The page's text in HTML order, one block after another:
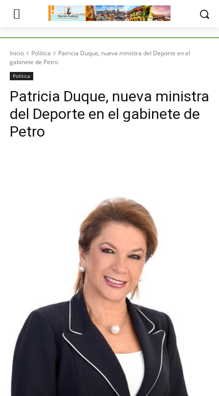
Inicio Política
Patricia Duque, nueva ministra del Deporte en el
gabinete de Petro
Política
Patricia Duque, nueva ministra
del Deporte en el gabinete de
Petro